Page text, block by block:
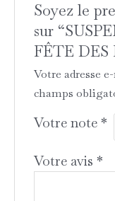
Soyez le
sur
FÊTE DES
Votre adresse
champs
Votre note *
Votre avis *